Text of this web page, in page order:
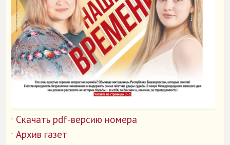
˙ Скачать pdf-версию номера
˙ Архив газет